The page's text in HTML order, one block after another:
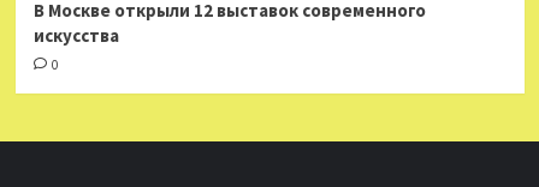
В Москве открыли 12 выставок современного
искусства
0